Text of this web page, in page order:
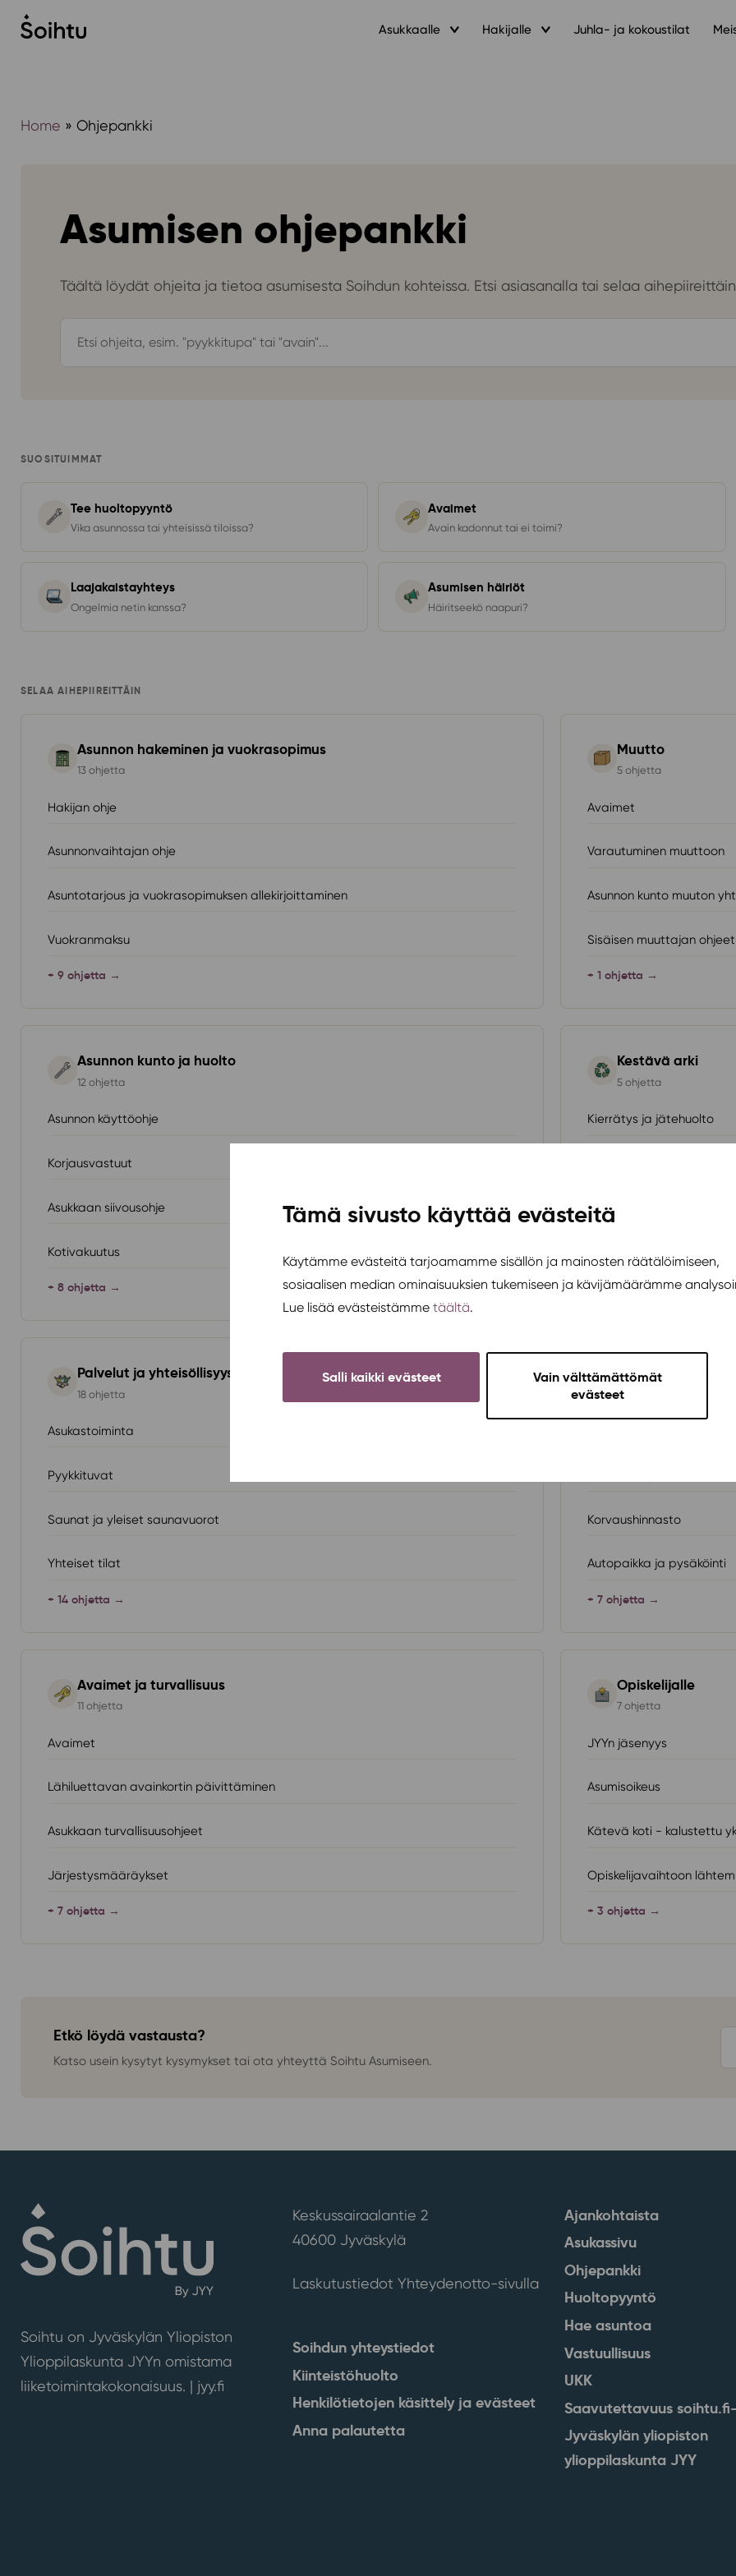
Tämä sivusto käyttää evästeitä
Käytämme evästeitä tarjoamamme sisällön ja mainosten räätälöimiseen,
sosiaalisen median ominaisuuksien tukemiseen ja kävijämäärämme
Lue lisää evästeistämme täältä.
Salli kaikki evästeet
Vain välttämättömät
evästeet
Siirry
sisältöön
Asukkaalle Hakijalle Juhla- ja kokoustilat
Home » Ohjepankki
Asumisen ohjepankki
Täältä löydät ohjeita ja tietoa asumisesta Soihdun kohteissa. Etsi asiasanalla tai selaa
ohjepankista
SUOSITUIMMAT
Tee huoltopyyntö
Vika asunnossa tai yhteisissä tiloissa?
Avaimet
Avain kadonnut tai ei toimi?
Laajakaistayhteys
Ongelmia netin kanssa?
Asumisen häiriöt
Häiritseekö naapuri?
SELAA AIHEPIIREITTÄIN
Asunnon hakeminen ja vuokrasopimus
13 ohjetta
Hakijan ohje
Asunnonvaihtajan ohje
Asuntotarjous ja vuokrasopimuksen allekirjoittaminen
Vuokranmaksu
+ 9 ohjetta →
Muutto
5 ohjetta
Avaimet
Varautuminen muuttoon
Asunnon kunto muuton
Sisäisen muuttajan ohjeet
+ 1 ohjetta →
Asunnon kunto ja huolto
12 ohjetta
Asunnon käyttöohje
Korjausvastuut
Asukkaan siivousohje
Kotivakuutus
+ 8 ohjetta →
Kestävä arki
5 ohjetta
Kierrätys ja jätehuolto
Jakamistalous Soihdun
+ 1 ohjetta →
Palvelut ja yhteisöllisyys
18 ohjetta
Asukastoiminta
Pyykkituvat
Saunat ja yleiset saunavuorot
Yhteiset tilat
+ 14 ohjetta →
Maksut ja
11 ohjetta
Korvaushinnasto
Autopaikka ja pysäköinti
+ 7 ohjetta →
Avaimet ja turvallisuus
11 ohjetta
Avaimet
Lähiluettavan avainkortin päivittäminen
Asukkaan turvallisuusohjeet
Järjestysmääräykset
+ 7 ohjetta →
Opiskelijalle
7 ohjetta
JYYn jäsenyys
Asumisoikeus
Kätevä koti - kalustettu
Opiskelijavaihtoon
+ 3 ohjetta →
Etkö löydä vastausta?
Katso usein kysytyt kysymykset tai ota yhteyttä Soihtu Asumiseen.
Soihtu on Jyväskylän Yliopiston
Ylioppilaskunta JYYn omistama
liiketoimintakokonaisuus. | jyy.fi
Keskussairaalantie 2
40600 Jyväskylä
Laskutustiedot Yhteydenotto-sivulla
Soihdun yhteystiedot
Kiinteistöhuolto
Henkilötietojen käsittely ja evästeet
Anna palautetta
Ajankohtaista
Asukassivu
Ohjepankki
Huoltopyyntö
Hae asuntoa
Vastuullisuus
UKK
Saavutettavuus
Jyväskylän yliopiston
ylioppilaskunta JYY